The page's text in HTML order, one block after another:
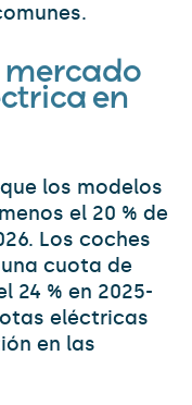
mercado
en
los modelos
el 20 % de
Los coches
cuota de
24 % en 2025-
eléctricas
en las